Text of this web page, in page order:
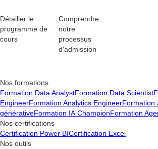
Détailler le
programme de
cours
Comprendre
notre
processus
d'admission
Nos formations
Formation Data AnalystFormation Data Scientist
EngineerFormation Analytics EngineerFormation
générativeFormation IA ChampionFormation
Nos certifications
Certification Power BICertification Excel
Nos outils